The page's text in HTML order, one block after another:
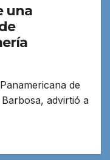
una
de
advirtió a